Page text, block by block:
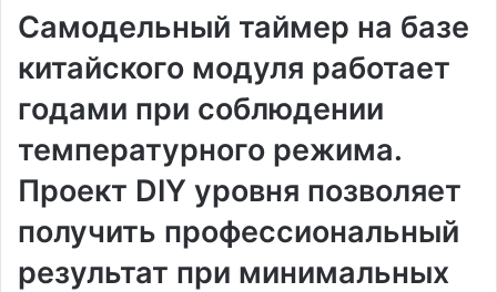
Самодельный таймер на базе
китайского модуля работает
годами при соблюдении
температурного режима.
Проект DIY уровня позволяет
получить профессиональный
результат при минимальных